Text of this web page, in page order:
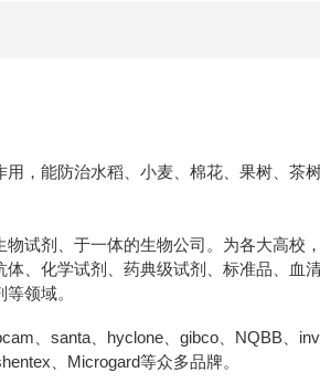
，能防治水稻、小麦、棉花、果树、茶
试剂、于一体的生物公司。为各大高校
、化学试剂、药典级试剂、标准品、血
领域。
、santa、hyclone、gibco、NQBB、
、Microgard等众多品牌。